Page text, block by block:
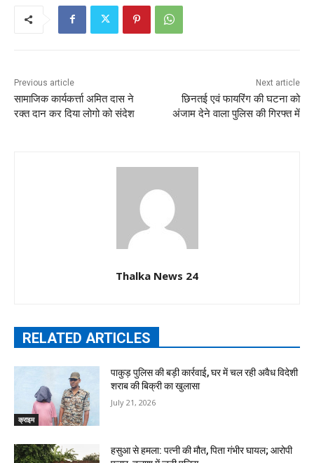
Previous article
सामाजिक कार्यकर्त्ता अमित दास ने
रक्त दान कर दिया लोगो को संदेश
Next article
छिनतई एवं फायरिंग की घटना को
अंजाम देने वाला पुलिस की गिरफ्त में
Thalka News 24
RELATED ARTICLES
क्राइम
पाकुड़ पुलिस की बड़ी कार्रवाई, घर में चल रही अवैध विदेशी
शराब की बिक्री का खुलासा
July 21, 2026
हसुआ से हमला: पत्नी की मौत, पिता गंभीर घायल; आरोपी